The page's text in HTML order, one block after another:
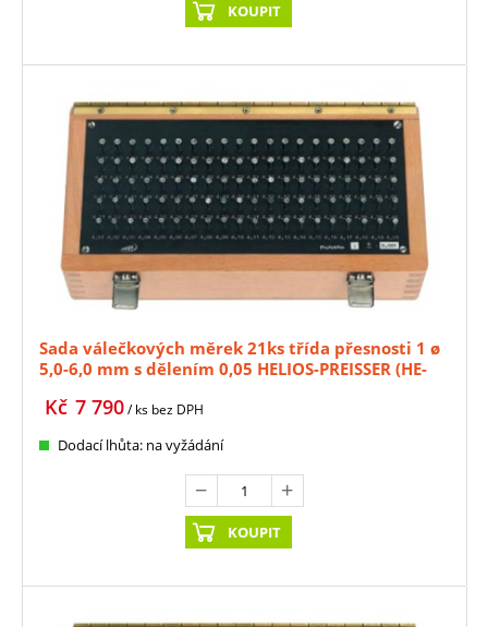
KOUPIT
Sada válečkových měrek 21ks třída přesnosti 1 ø
5,0-6,0 mm s dělením 0,05 HELIOS-PREISSER (HE-
7 790
Kč / ks bez DPH
Dodací lhůta: na vyžádání
KOUPIT